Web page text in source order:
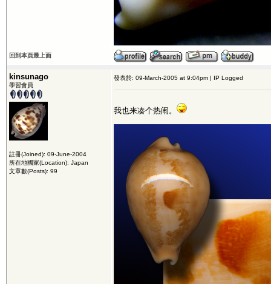
回到本頁最上面
kinsunago
學習會員
註冊(Joined): 09-June-2004
所在地國家(Location): Japan
文章數(Posts): 99
發表於: 09-March-2005 at 9:04pm | IP Logged
我也来凑个热闹。